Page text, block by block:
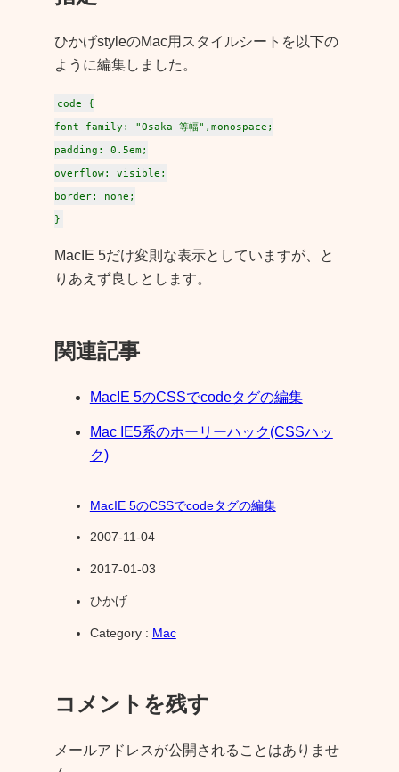
ひかげstyleのMac用スタイルシートを以下の
ように編集しました。
code {
font-family: "Osaka-等幅",monospace;
padding: 0.5em;
overflow: visible;
border: none;
}
MacIE 5だけ変則な表示としていますが、と
りあえず良しとします。
関連記事
MacIE 5のCSSでcodeタグの編集
Mac IE5系のホーリーハック(CSSハッ
ク)
MacIE 5のCSSでcodeタグの編集
2007-11-04
2017-01-03
ひかげ
Category : Mac
コメントを残す
メールアドレスが公開されることはありませ